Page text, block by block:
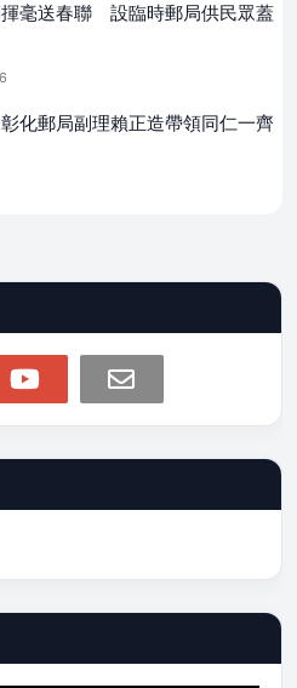
毫送春聯 設臨時郵局供民眾蓋
化郵局副理賴正造帶領同仁一齊